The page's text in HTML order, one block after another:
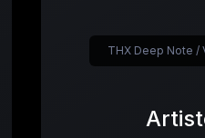
THX Deep Note /